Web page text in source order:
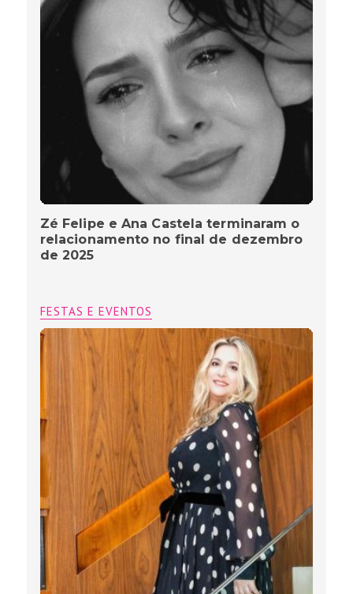
Zé Felipe e Ana Castela terminaram o
relacionamento no final de dezembro
de 2025
FESTAS E EVENTOS